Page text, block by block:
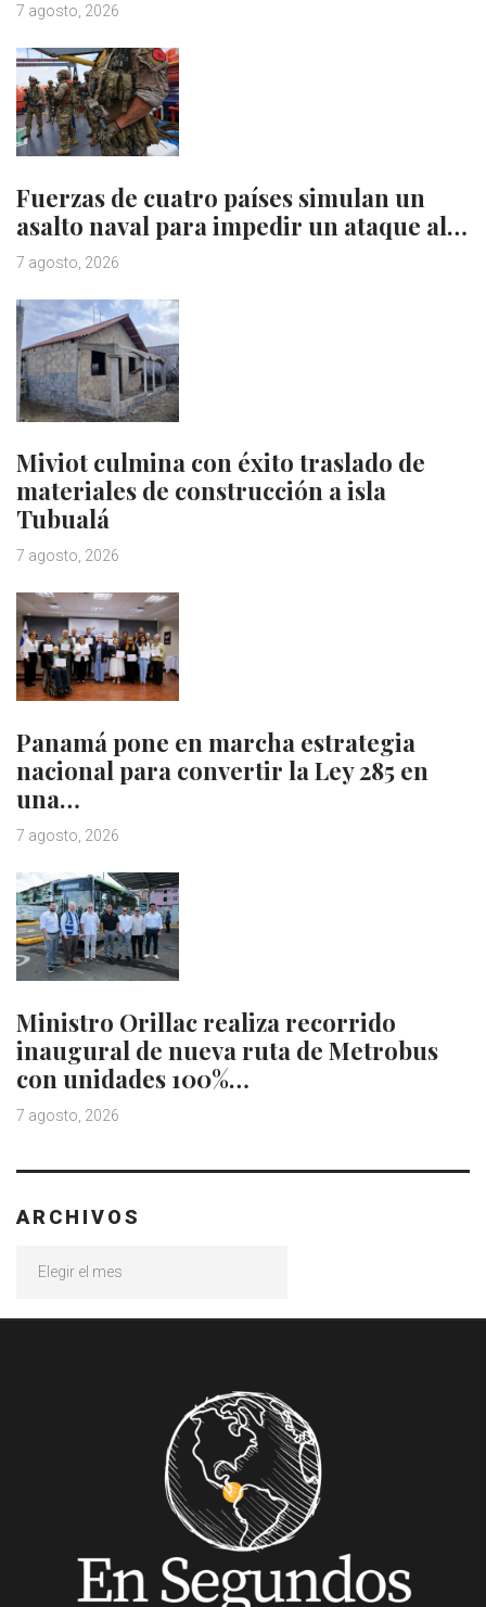
7 agosto, 2026
Fuerzas de cuatro países simulan un
asalto naval para impedir un ataque al…
7 agosto, 2026
Miviot culmina con éxito traslado de
materiales de construcción a isla
Tubualá
7 agosto, 2026
Panamá pone en marcha estrategia
nacional para convertir la Ley 285 en
una…
7 agosto, 2026
Ministro Orillac realiza recorrido
inaugural de nueva ruta de Metrobus
con unidades 100%…
7 agosto, 2026
ARCHIVOS